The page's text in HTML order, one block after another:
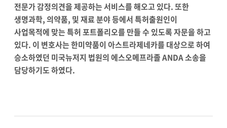
전문가 감정의견을 제공하는 서비스를 해오고 있다. 또한
생명과학, 의약품, 및 재료 분야 등에서 특허출원인이
사업목적에 맞는 특허 포트폴리오를 만들 수 있도록 자문을 하고
있다. 이 변호사는 한미약품이 아스트라제네카를 대상으로 하여
승소하였던 미국뉴저지 법원의 에스오메프라졸 ANDA 소송을
담당하기도 하였다.